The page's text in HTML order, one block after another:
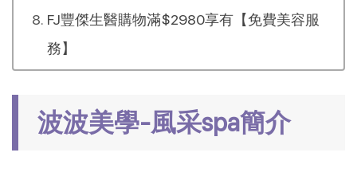
FJ豐傑生醫購物滿$2980享有【免費美容服
務】
波波美學-風采spa簡介